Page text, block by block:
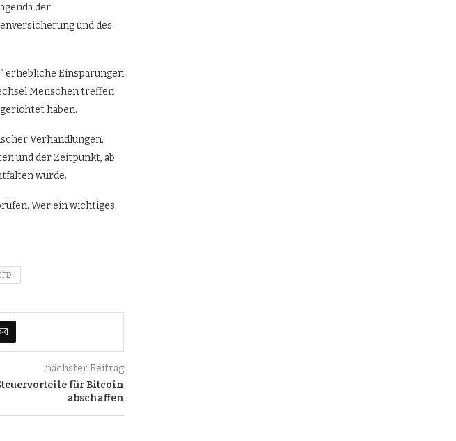
der
und des
erhebliche Einsparungen
Menschen treffen
haben.
Verhandlungen.
und der Zeitpunkt, ab
würde.
Wer ein wichtiges
nächster Beitrag
für Bitcoin
abschaffen